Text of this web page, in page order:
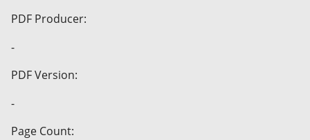
PDF Producer:
-
PDF Version:
-
Page Count: